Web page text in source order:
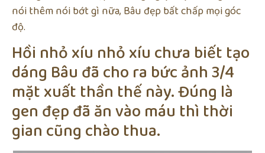
nói thêm nói bớt gì nữa, Bâu đẹp bất chấp mọi góc
độ.
Hồi nhỏ xíu nhỏ xíu chưa biết tạo
dáng Bâu đã cho ra bức ảnh 3/4
mặt xuất thần thế này. Đúng là
gen đẹp đã ăn vào máu thì thời
gian cũng chào thua.